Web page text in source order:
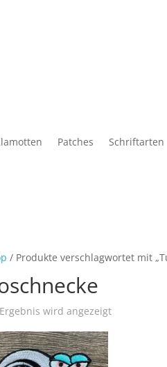
Patches Schriftarten
/ Produkte verschlagwortet mit
wird angezeigt